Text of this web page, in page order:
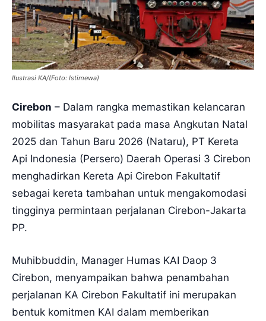
Ilustrasi KA/(Foto: Istimewa)
Cirebon – Dalam rangka memastikan kelancaran
mobilitas masyarakat pada masa Angkutan Natal
2025 dan Tahun Baru 2026 (Nataru), PT Kereta
Api Indonesia (Persero) Daerah Operasi 3 Cirebon
menghadirkan Kereta Api Cirebon Fakultatif
sebagai kereta tambahan untuk mengakomodasi
tingginya permintaan perjalanan Cirebon-Jakarta
PP.
Muhibbuddin, Manager Humas KAI Daop 3
Cirebon, menyampaikan bahwa penambahan
perjalanan KA Cirebon Fakultatif ini merupakan
bentuk komitmen KAI dalam memberikan